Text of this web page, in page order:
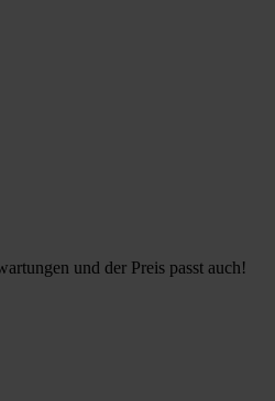
und der Preis passt auch!